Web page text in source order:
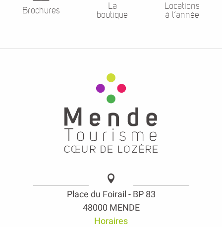
Brochures
La
boutique
Locations
à l’année
Place du Foirail - BP 83
48000 MENDE
Horaires